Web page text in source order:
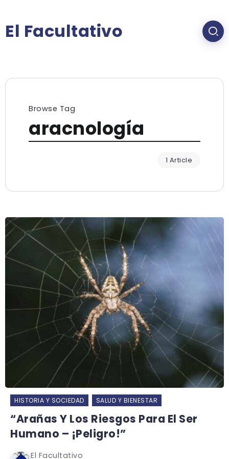
El Facultativo
Browse Tag
aracnología
1 Article
HISTORIA Y SOCIEDAD SALUD Y BIENESTAR
“Arañas Y Los Riesgos Para El Ser
Humano – ¡Peligro!”
El Facultativo